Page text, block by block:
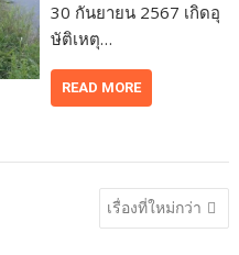
30 กันยายน 2567 เกิดอุ
ษัติเหตุ…
READ MORE
เรื่องที่ใหม่กว่า